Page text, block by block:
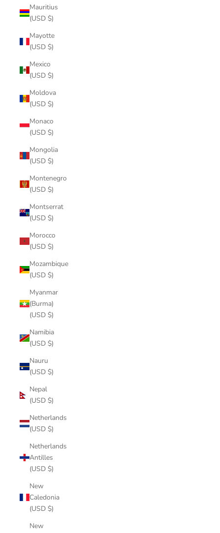
Mauritius
(USD $)
Mayotte
(USD $)
Mexico
(USD $)
Moldova
(USD $)
Monaco
(USD $)
Mongolia
(USD $)
Montenegro
(USD $)
Montserrat
(USD $)
Morocco
(USD $)
Mozambique
(USD $)
Myanmar
(Burma)
(USD $)
Namibia
(USD $)
Nauru
(USD $)
Nepal
(USD $)
Netherlands
(USD $)
Netherlands
Antilles
(USD $)
New
Caledonia
(USD $)
New